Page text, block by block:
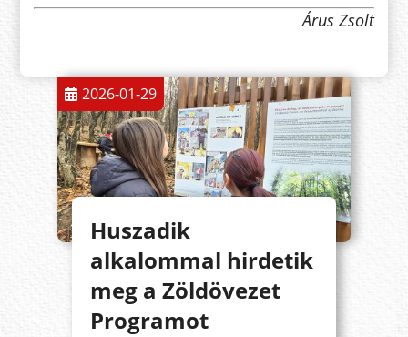
Árus Zsolt
2026-01-29
Huszadik
alkalommal hirdetik
meg a Zöldövezet
Programot